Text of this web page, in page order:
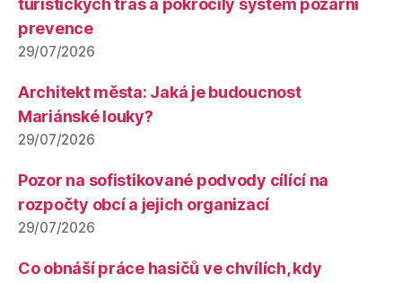
turistických tras a pokročilý systém požární
prevence
29/07/2026
Architekt města: Jaká je budoucnost
Mariánské louky?
29/07/2026
Pozor na sofistikované podvody cílící na
rozpočty obcí a jejich organizací
29/07/2026
Co obnáší práce hasičů ve chvílích, kdy